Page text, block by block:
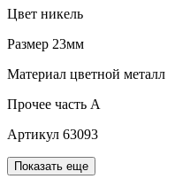
Цвет никель
Размер 23мм
Материал цветной металл
Прочее часть A
Артикул 63093
Показать еще